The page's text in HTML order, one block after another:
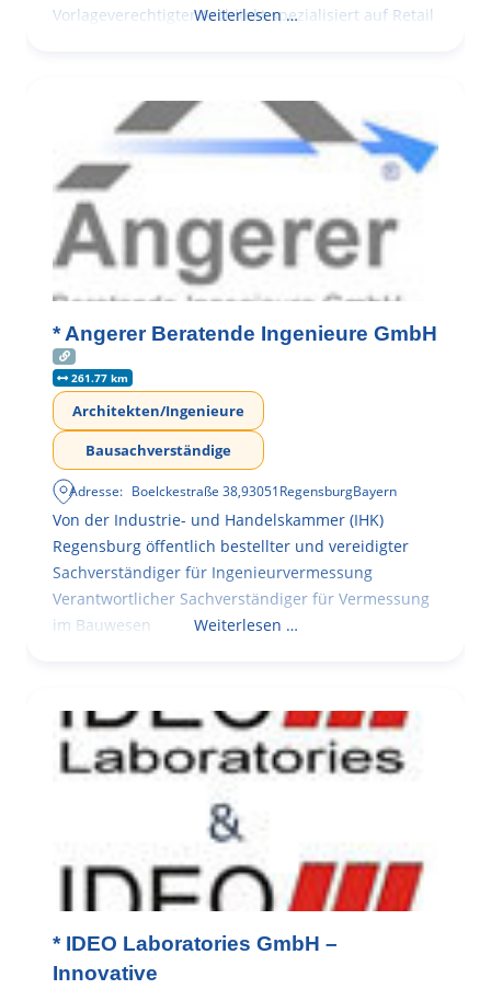
Vorlageverechtigter Architekt spezialisiert auf Retail
Weiterlesen …
* Angerer Beratende Ingenieure GmbH
261.77 km
Architekten/Ingenieure
Bausachverständige
Adresse: Boelckestraße 38,93051RegensburgBayern
Von der Industrie- und Handelskammer (IHK)
Regensburg öffentlich bestellter und vereidigter
Sachverständiger für Ingenieurvermessung
Verantwortlicher Sachverständiger für Vermessung
im Bauwesen
Weiterlesen …
* IDEO Laboratories GmbH –
Innovative